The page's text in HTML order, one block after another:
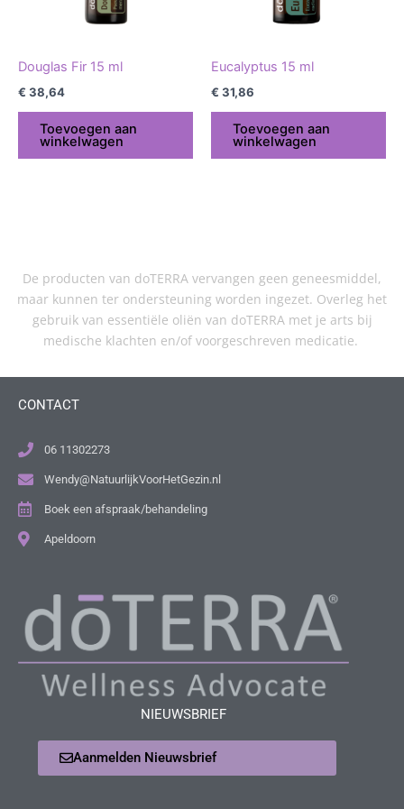
Douglas Fir 15 ml
€ 38,64
Toevoegen aan
winkelwagen
Eucalyptus 15 ml
€ 31,86
Toevoegen aan
winkelwagen
De producten van doTERRA vervangen geen geneesmiddel,
maar kunnen ter ondersteuning worden ingezet. Overleg het
gebruik van essentiële oliën van doTERRA met je arts bij
medische klachten en/of voorgeschreven medicatie.
CONTACT
06 11302273
Wendy@NatuurlijkVoorHetGezin.nl
Boek een afspraak/behandeling
Apeldoorn
NIEUWSBRIEF
Aanmelden Nieuwsbrief